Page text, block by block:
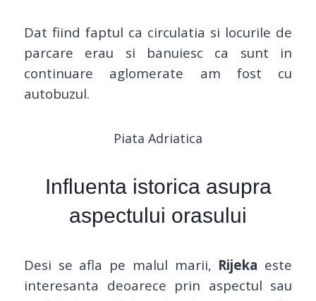
Dat fiind faptul ca circulatia si locurile de
parcare erau si banuiesc ca sunt in
continuare aglomerate am fost cu
autobuzul.
Piata Adriatica
Influenta istorica asupra
aspectului orasului
Desi se afla pe malul marii, Rijeka este
interesanta deoarece prin aspectul sau